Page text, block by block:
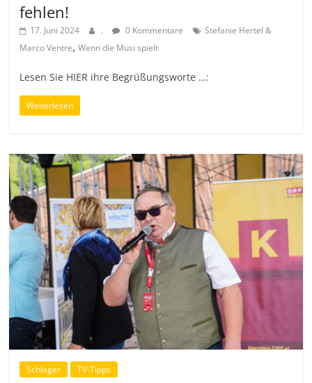
fehlen!
17. Juni 2024 . 0 Kommentare
Stefanie Hertel &
Marco Ventre,Wenn die Musi spielt
Lesen Sie HIER ihre Begrüßungsworte …:
Weiterlesen
Schlager TV-Tipps